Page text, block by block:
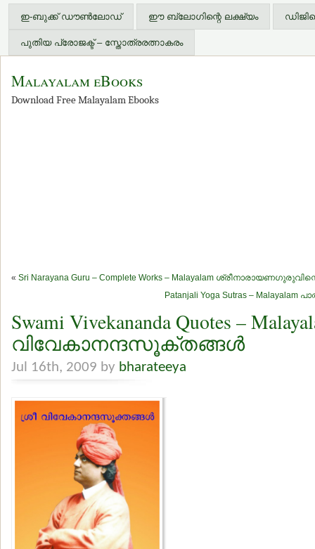
ഇ-ബുക്ക് ഡൗണ്‍ലോഡ് ഈ ബ്ലോഗിന്റെ ലക്ഷ്യം
പുതിയ പ്രോജക്ട് – സ്തോത്രരത്നാകരം
Malayalam eBooks
Download Free Malayalam Ebooks
« Sri Narayana Guru – Complete Works – Malayalam
Patanjali Yoga Sutras –
Swami Vivekananda Quotes –
വിവേകാനന്ദസൂക്തങ്ങള്‍
Jul 16th, 2009 by bharateeya